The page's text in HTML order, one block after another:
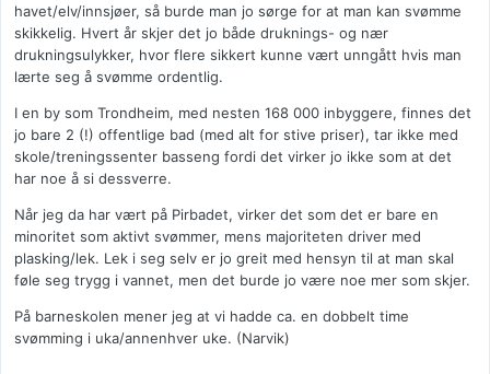
havet/elv/innsjøer, så burde man jo sørge for at man kan svømme
skikkelig. Hvert år skjer det jo både druknings- og nær
drukningsulykker, hvor flere sikkert kunne vært unngått hvis man
lærte seg å svømme ordentlig.
I en by som Trondheim, med nesten 168 000 inbyggere, finnes det
jo bare 2 (!) offentlige bad (med alt for stive priser), tar ikke med
skole/treningssenter basseng fordi det virker jo ikke som at det
har noe å si dessverre.
Når jeg da har vært på Pirbadet, virker det som det er bare en
minoritet som aktivt svømmer, mens majoriteten driver med
plasking/lek. Lek i seg selv er jo greit med hensyn til at man skal
føle seg trygg i vannet, men det burde jo være noe mer som skjer.
På barneskolen mener jeg at vi hadde ca. en dobbelt time
svømming i uka/annenhver uke. (Narvik)